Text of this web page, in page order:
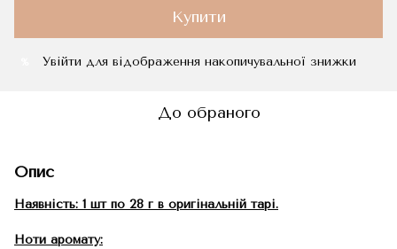
Купити
Увійти для відображення накопичувальної знижки
До обраного
Опис
Наявність: 1 шт по 28 г в оригінальній тарі.
Ноти аромату: